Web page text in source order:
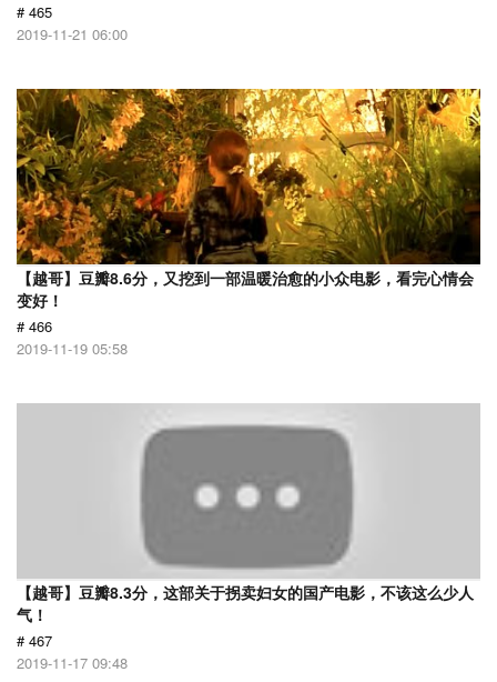
# 465
2019-11-21 06:00
【越哥】豆瓣8.6分，又挖到一部温暖治愈的小众电影，看完心情会
变好！
# 466
2019-11-19 05:58
【越哥】豆瓣8.3分，这部关于拐卖妇女的国产电影，不该这么少人
气！
# 467
2019-11-17 09:48